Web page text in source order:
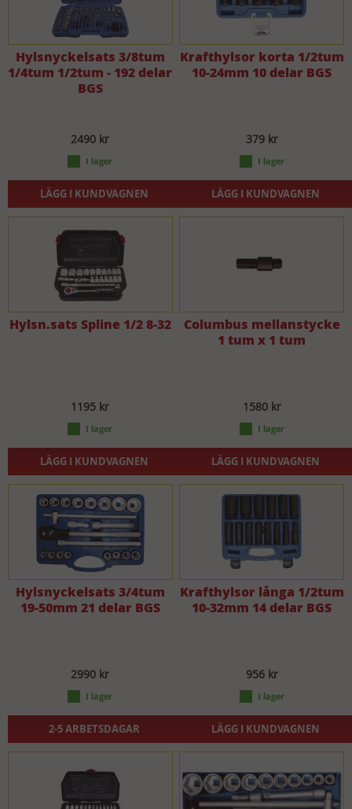
Hylsnyckelsats 3/8tum
1/4tum 1/2tum - 192 delar
BGS
2490 kr
LÄGG I KUNDVAGNEN
Krafthylsor korta 1/2tum
10-24mm 10 delar BGS
379 kr
LÄGG I KUNDVAGNEN
Hylsn.sats Spline 1/2 8-32
1195 kr
LÄGG I KUNDVAGNEN
Columbus mellanstycke
1 tum x 1 tum
1580 kr
LÄGG I KUNDVAGNEN
Hylsnyckelsats 3/4tum
19-50mm 21 delar BGS
2990 kr
2-5 ARBETSDAGAR
Krafthylsor långa 1/2tum
10-32mm 14 delar BGS
956 kr
LÄGG I KUNDVAGNEN